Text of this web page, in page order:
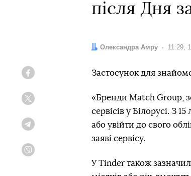
після Дня
Автор:
Олександра Амру Дата:
11:29,
Застосунок для
«Бренди Match Group,
сервісів у Білорусі. З
або увійти до свого
заяві сервісу.
У Tinder також